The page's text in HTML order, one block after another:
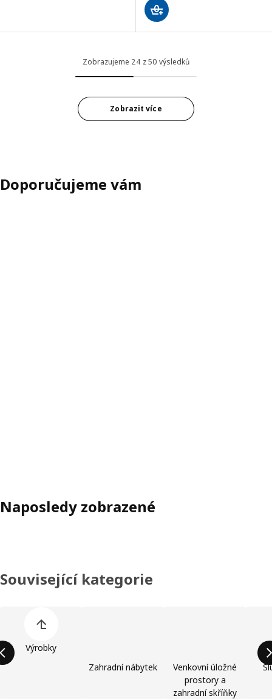
Zobrazujeme 24 z 50 výsledků
Zobrazit více
Doporučujeme vám
Naposledy zobrazené
Související kategorie
Výrobky
Zahradní nábytek
Venkovní úložné
prostory a
zahradní skříňky